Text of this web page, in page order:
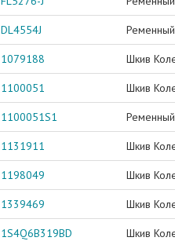
DL4554J
1079188 Шкив
1100051 Шкив
1100051S1
1131911 Шкив
1198049 Шкив
1339469 Шкив
1S4Q6B319BD Шкив